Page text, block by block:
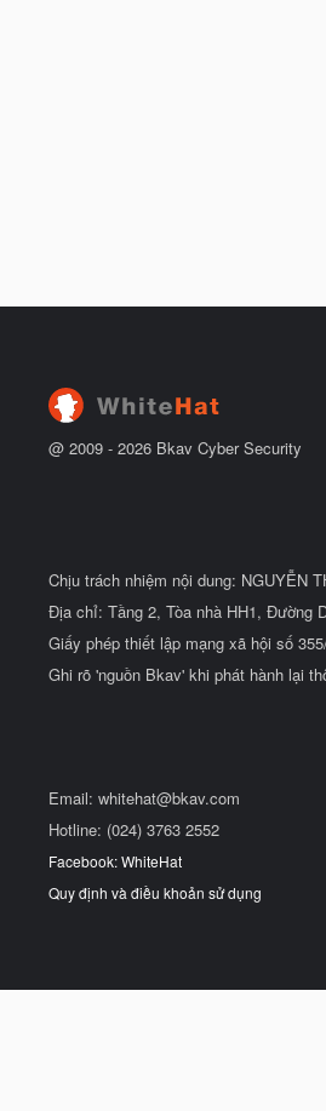
@ 2009 - 2026 Bkav Cyber Security
Chịu trách nhiệm nội dung: NGUYỄN
Địa chỉ: Tầng 2, Tòa nhà HH1, Đường
Giấy phép thiết lập mạng xã hội số
Ghi rõ 'nguồn Bkav' khi phát hành lại
Email: whitehat@bkav.com
Hotline: (024) 3763 2552
Facebook: WhiteHat
Quy định và điều khoản sử dụng